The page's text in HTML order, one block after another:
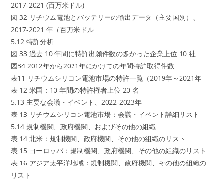
2017-2021 (百万米ドル)
図 32 リチウム電池とバッテリーの輸出データ（主要国別）、
2017-2021 年（百万米ドル
5.12 特許分析
図 33 過去 10 年間に特許出願件数の多かった企業上位 10 社
図34 2012年から2021年にかけての年間特許取得件数
表11 リチウムシリコン電池市場の特許一覧（2019年～2021年
表 12 米国：10 年間の特許権者上位 20 名
5.13 主要な会議・イベント、2022-2023年
表 13 リチウムシリコン電池市場：会議・イベント詳細リスト
5.14 規制機関、政府機関、およびその他の組織
表 14 北米：規制機関、政府機関、その他の組織のリスト
表 15 ヨーロッパ：規制機関、政府機関、その他の組織のリスト
表 16 アジア太平洋地域：規制機関、政府機関、その他の組織の
リスト